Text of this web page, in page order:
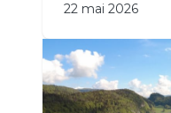
22 mai 2026